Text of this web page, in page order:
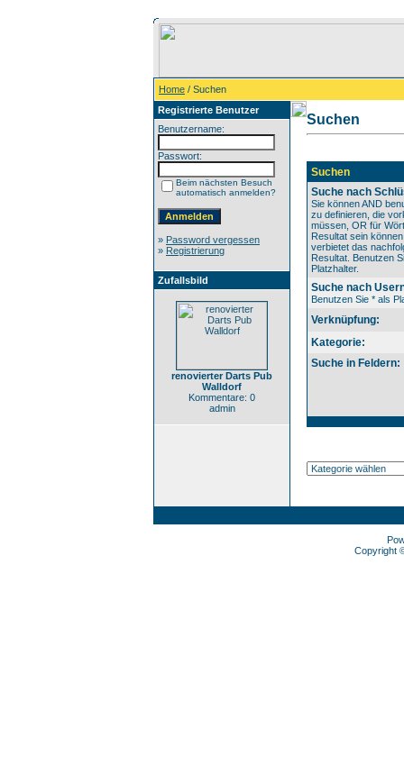
Home / Suchen
Registrierte Benutzer
Benutzername:
Passwort:
Beim nächsten Besuch
automatisch anmelden?
» Password vergessen
» Registrierung
Zufallsbild
renovierter Darts Pub
Walldorf
Kommentare: 0
admin
Suchen
Suchen
Suche nach
Sie können AND
zu definieren, die
müssen, OR für
Resultat sein
verbietet das
Resultat. Benutzen
Platzhalter.
Suche nach
Benutzen Sie * als
Verknüpfung:
Kategorie:
Suche in Feldern:
Copyright